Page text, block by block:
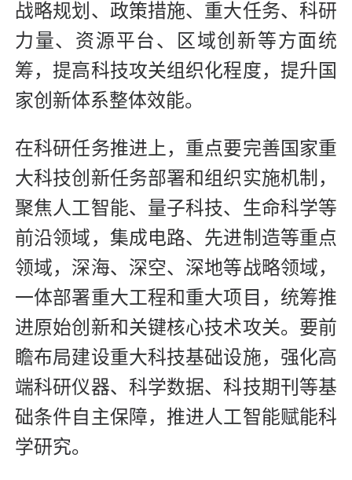
战略规划、政策措施、重大任务、科研
力量、资源平台、区域创新等方面统
筹，提高科技攻关组织化程度，提升国
家创新体系整体效能。
在科研任务推进上，重点要完善国家重
大科技创新任务部署和组织实施机制，
聚焦人工智能、量子科技、生命科学等
前沿领域，集成电路、先进制造等重点
领域，深海、深空、深地等战略领域，
一体部署重大工程和重大项目，统筹推
进原始创新和关键核心技术攻关。要前
瞻布局建设重大科技基础设施，强化高
端科研仪器、科学数据、科技期刊等基
础条件自主保障，推进人工智能赋能科
学研究。